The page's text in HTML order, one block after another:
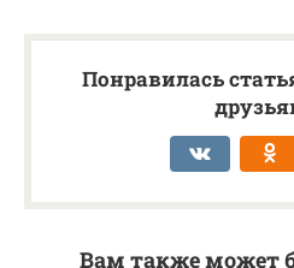
Понравилась
Вам также может